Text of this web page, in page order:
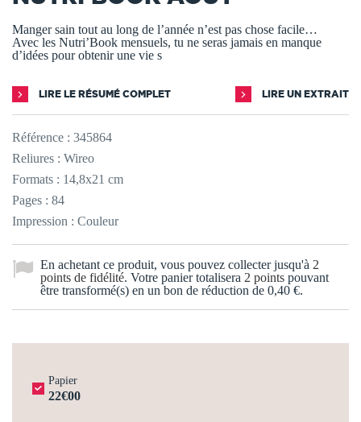
Manger sain tout au long de l’année n’est pas chose facile…
Avec les Nutri’Book mensuels, tu ne seras jamais en manque
d’idées pour obtenir une vie s
LIRE LE RÉSUMÉ COMPLET LIRE UN EXTRAIT
Référence : 345864
Reliures : Wireo
Formats : 14,8x21 cm
Pages : 84
Impression : Couleur
En achetant ce produit, vous pouvez collecter jusqu'à 2
points de fidélité. Votre panier totalisera 2 points pouvant
être transformé(s) en un bon de réduction de 0,40 €.
Papier
22€00